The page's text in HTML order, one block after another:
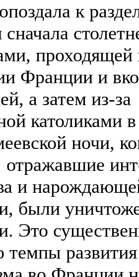
к
сначала
проходящей
Франции и
а затем из-за
католиками
ночи,
отражавшие
и
были
Это
темпы развития